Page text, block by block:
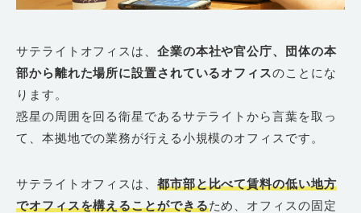
サテライトオフィスは、 企業の本社や官公庁、団体の本
部から離れた場所に設置されているオフィスのことにな
ります。
惑星の周囲を回る衛星であるサテライトから言葉を取っ
て、本拠地での業務が行える小規模のオフィスです。
サテライトオフィスは、 都市部と比べて賃料の低い地方
でオフィスを構えることができるため、オフィスの固定